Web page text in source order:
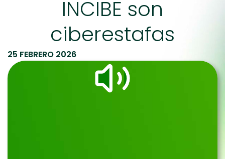
INCIBE son
ciberestafas
25 FEBRERO 2026